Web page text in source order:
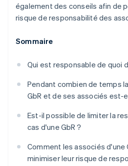
également des conseils afin de
risque de responsabilité des
Sommaire
Qui est responsable de quoi
Pendant combien de temps
GbR et de ses associés est-
Est-il possible de limiter la
cas d'une GbR ?
Comment les associés d'une
minimiser leur risque de